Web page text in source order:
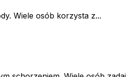
Wiele osób korzysta z...